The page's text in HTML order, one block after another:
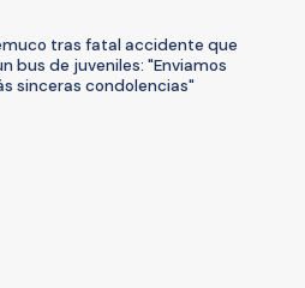
tras fatal accidente que
bus de juveniles: "Enviamos
sinceras condolencias"